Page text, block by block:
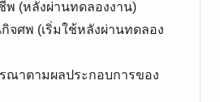
พ (หลังผ่านทดลองงาน)
จศพ (เริ่มใช้หลังผ่านทดลอง
ณาตามผลประกอบการของ